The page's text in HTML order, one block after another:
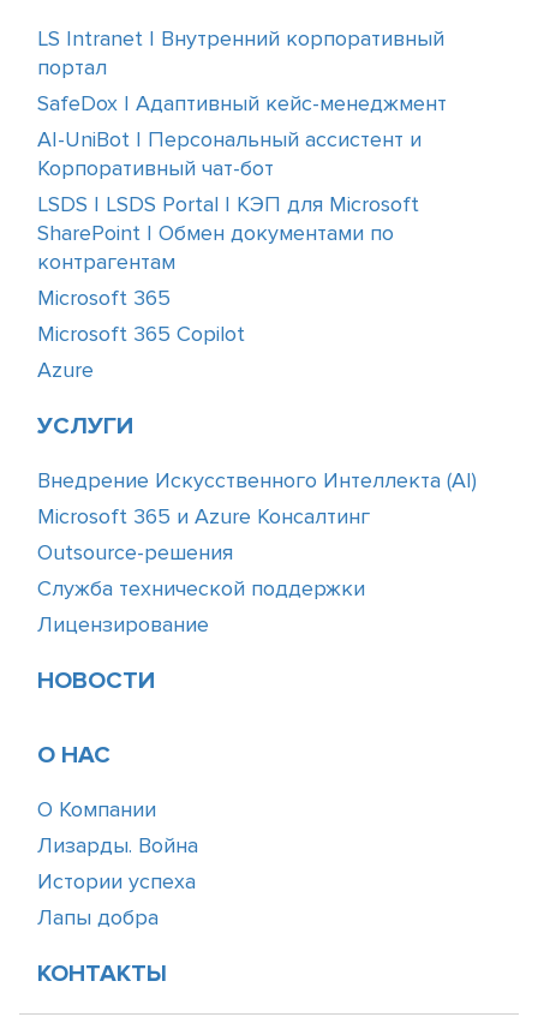
LS Intranet | Внутренний корпоративный
портал
SafeDox | Адаптивный кейс-менеджмент
AI-UniBot | Персональный ассистент и
Корпоративный чат-бот
LSDS | LSDS Portal | КЭП для Microsoft
SharePoint | Обмен документами по
контрагентам
Microsoft 365
Microsoft 365 Copilot
Azure
УСЛУГИ
Внедрение Искусственного Интеллекта (АІ)
Microsoft 365 и Azure Консалтинг
Outsource-решения
Служба технической поддержки
Лицензирование
НОВОСТИ
О НАС
О Компании
Лизарды. Война
Истории успеха
Лапы добра
КОНТАКТЫ